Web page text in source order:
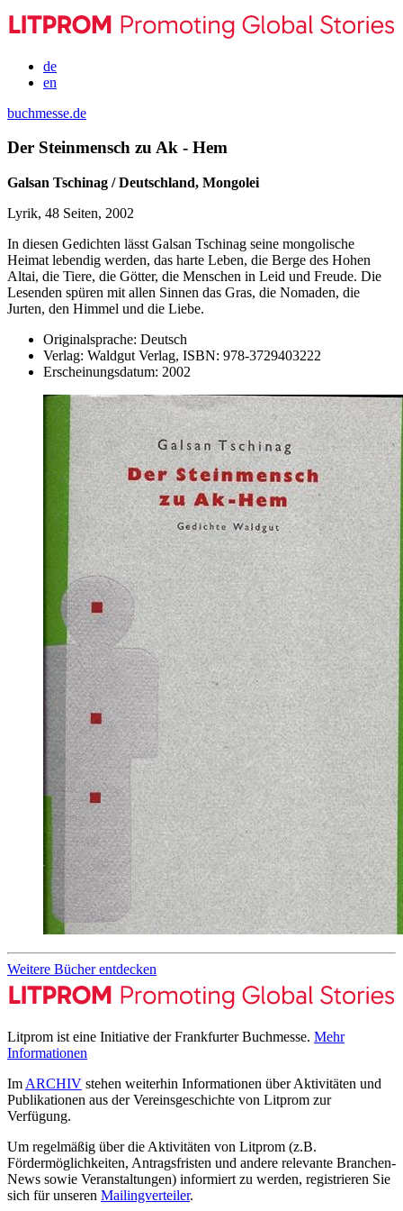
de
en
buchmesse.de
Der Steinmensch zu Ak - Hem
Galsan Tschinag / Deutschland, Mongolei
Lyrik, 48 Seiten, 2002
In diesen Gedichten lässt Galsan Tschinag seine mongolische
Heimat lebendig werden, das harte Leben, die Berge des Hohen
Altai, die Tiere, die Götter, die Menschen in Leid und Freude. Die
Lesenden spüren mit allen Sinnen das Gras, die Nomaden, die
Jurten, den Himmel und die Liebe.
Originalsprache: Deutsch
Verlag: Waldgut Verlag, ISBN: 978-3729403222
Erscheinungsdatum: 2002
Weitere Bücher entdecken
Litprom ist eine Initiative der Frankfurter Buchmesse. Mehr
Informationen
Im ARCHIV stehen weiterhin Informationen über Aktivitäten und
Publikationen aus der Vereinsgeschichte von Litprom zur
Verfügung.
Um regelmäßig über die Aktivitäten von Litprom (z.B.
Fördermöglichkeiten, Antragsfristen und andere relevante Branchen-
News sowie Veranstaltungen) informiert zu werden, registrieren Sie
sich für unseren Mailingverteiler.